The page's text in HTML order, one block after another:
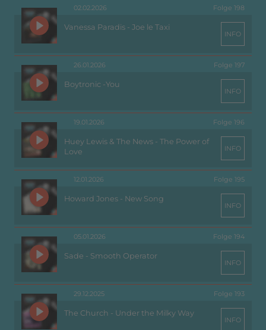
02.02.2026 Folge 198
Vanessa Paradis - Joe le Taxi
INFO
26.01.2026 Folge 197
Boytronic -You
INFO
19.01.2026 Folge 196
Huey Lewis & The News - The Power of
Love
INFO
12.01.2026 Folge 195
Howard Jones - New Song
INFO
05.01.2026 Folge 194
Sade - Smooth Operator
INFO
29.12.2025 Folge 193
The Church - Under the Milky Way
INFO